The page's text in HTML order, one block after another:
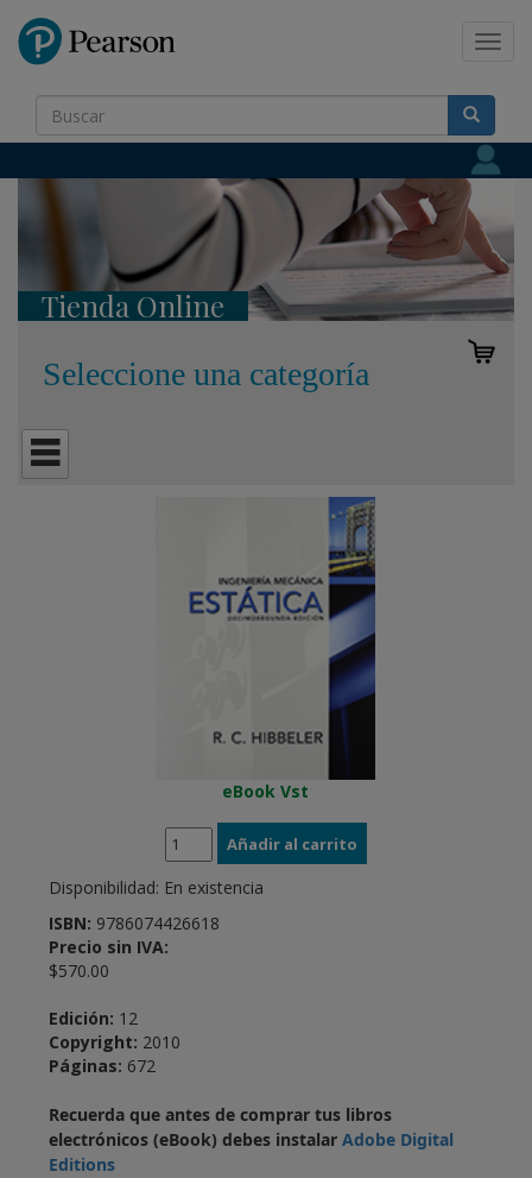
Tienda Online
Seleccione una categoría
eBook Vst
Disponibilidad: En existencia
ISBN: 9786074426618
Precio sin IVA:
$570.00
Edición: 12
Copyright: 2010
Páginas: 672
Recuerda que antes de comprar tus libros
electrónicos (eBook) debes instalarAdobe Digital
Editions